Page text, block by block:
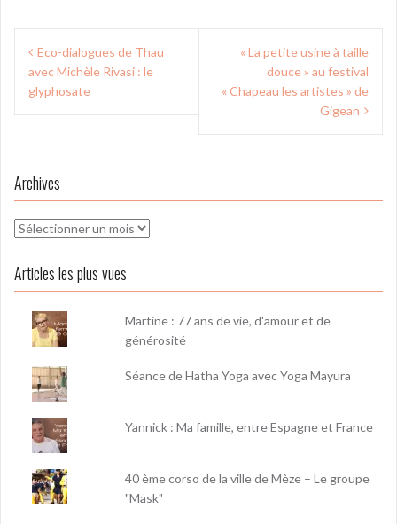
Navigation
de
l’article
Eco-dialogues de Thau
avec Michèle Rivasi : le
glyphosate
« La petite usine à taille
douce » au festival
« Chapeau les artistes » de
Gigean
Archives
Archives
Articles les plus vues
Martine : 77 ans de vie, d'amour et de
générosité
Séance de Hatha Yoga avec Yoga Mayura
Yannick : Ma famille, entre Espagne et France
40 ème corso de la ville de Mèze – Le groupe
"Mask"